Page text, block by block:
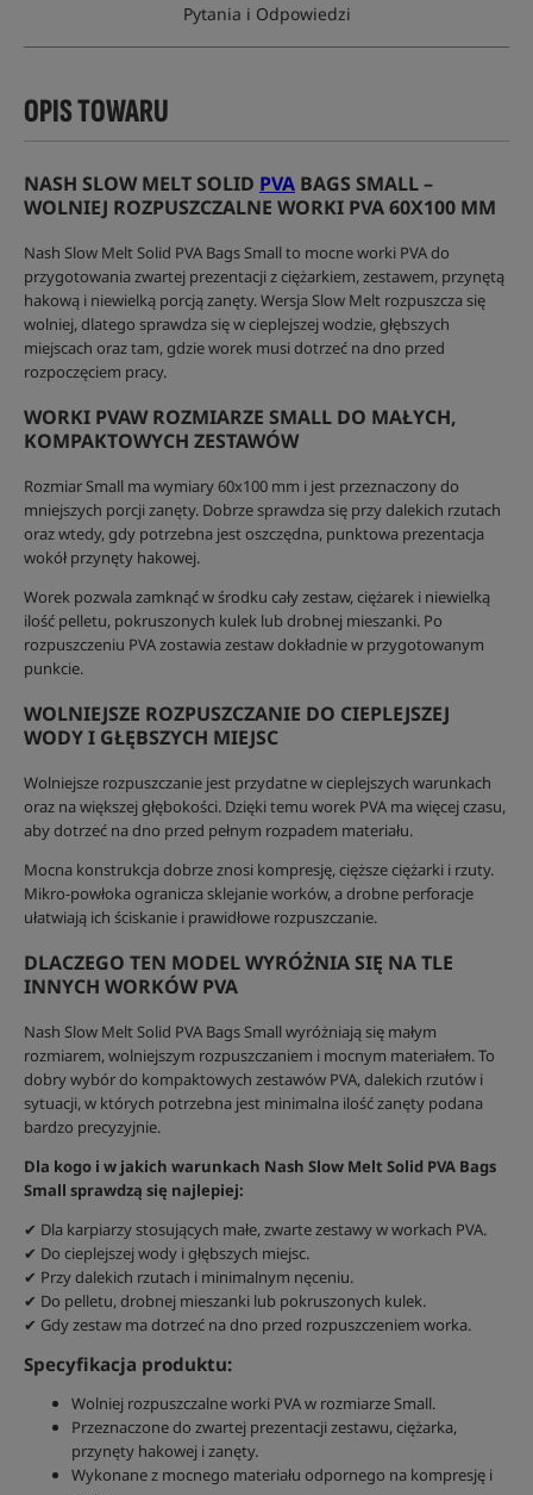
Pytania i Odpowiedzi
OPIS TOWARU
NASH SLOW MELT SOLID PVA BAGS SMALL –
WOLNIEJ ROZPUSZCZALNE WORKI PVA 60X100 MM
Nash Slow Melt Solid PVA Bags Small to mocne worki PVA do
przygotowania zwartej prezentacji z ciężarkiem, zestawem, przynętą
hakową i niewielką porcją zanęty. Wersja Slow Melt rozpuszcza się
wolniej, dlatego sprawdza się w cieplejszej wodzie, głębszych
miejscach oraz tam, gdzie worek musi dotrzeć na dno przed
rozpoczęciem pracy.
WORKI PVAW ROZMIARZE SMALL DO MAŁYCH,
KOMPAKTOWYCH ZESTAWÓW
Rozmiar Small ma wymiary 60x100 mm i jest przeznaczony do
mniejszych porcji zanęty. Dobrze sprawdza się przy dalekich rzutach
oraz wtedy, gdy potrzebna jest oszczędna, punktowa prezentacja
wokół przynęty hakowej.
Worek pozwala zamknąć w środku cały zestaw, ciężarek i niewielką
ilość pelletu, pokruszonych kulek lub drobnej mieszanki. Po
rozpuszczeniu PVA zostawia zestaw dokładnie w przygotowanym
punkcie.
WOLNIEJSZE ROZPUSZCZANIE DO CIEPLEJSZEJ
WODY I GŁĘBSZYCH MIEJSC
Wolniejsze rozpuszczanie jest przydatne w cieplejszych warunkach
oraz na większej głębokości. Dzięki temu worek PVA ma więcej czasu,
aby dotrzeć na dno przed pełnym rozpadem materiału.
Mocna konstrukcja dobrze znosi kompresję, cięższe ciężarki i rzuty.
Mikro-powłoka ogranicza sklejanie worków, a drobne perforacje
ułatwiają ich ściskanie i prawidłowe rozpuszczanie.
DLACZEGO TEN MODEL WYRÓŻNIA SIĘ NA TLE
INNYCH WORKÓW PVA
Nash Slow Melt Solid PVA Bags Small wyróżniają się małym
rozmiarem, wolniejszym rozpuszczaniem i mocnym materiałem. To
dobry wybór do kompaktowych zestawów PVA, dalekich rzutów i
sytuacji, w których potrzebna jest minimalna ilość zanęty podana
bardzo precyzyjnie.
Dla kogo i w jakich warunkach Nash Slow Melt Solid PVA Bags
Small sprawdzą się najlepiej:
✔ Dla karpiarzy stosujących małe, zwarte zestawy w workach PVA.
✔ Do cieplejszej wody i głębszych miejsc.
✔ Przy dalekich rzutach i minimalnym nęceniu.
✔ Do pelletu, drobnej mieszanki lub pokruszonych kulek.
✔ Gdy zestaw ma dotrzeć na dno przed rozpuszczeniem worka.
Specyfikacja produktu:
Wolniej rozpuszczalne worki PVA w rozmiarze Small.
Przeznaczone do zwartej prezentacji zestawu, ciężarka,
przynęty hakowej i zanęty.
Wykonane z mocnego materiału odpornego na kompresję i